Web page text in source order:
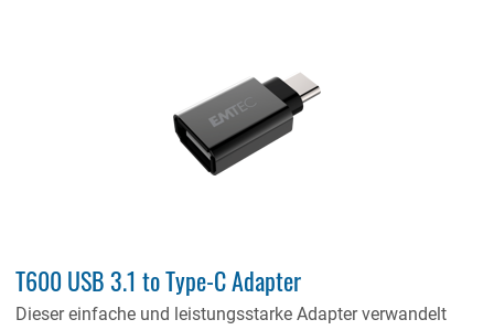
T600 USB 3.1 to Type-C Adapter
Dieser einfache und leistungsstarke Adapter verwandelt